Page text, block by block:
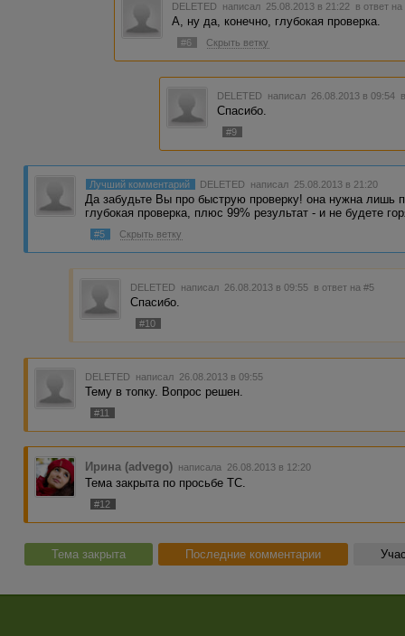
DELETED написал 25.08.2013 в 21:22 в ответ на
А, ну да, конечно, глубокая проверка.
#6 Скрыть ветку
DELETED написал 26.08.2013 в 09:54
Спасибо.
#9
Лучший комментарий DELETED написал 25.08.2013 в 21:20
Да забудьте Вы про быструю проверку! она нужна лишь
глубокая проверка, плюс 99% результат - и не будете
#5 Скрыть ветку
DELETED написал 26.08.2013 в 09:55 в ответ на #5
Спасибо.
#10
DELETED написал 26.08.2013 в 09:55
Тему в топку. Вопрос решен.
#11
Ирина (advego) написала 26.08.2013 в 12:20
Тема закрыта по просьбе ТС.
#12
Тема закрыта Последние комментарии